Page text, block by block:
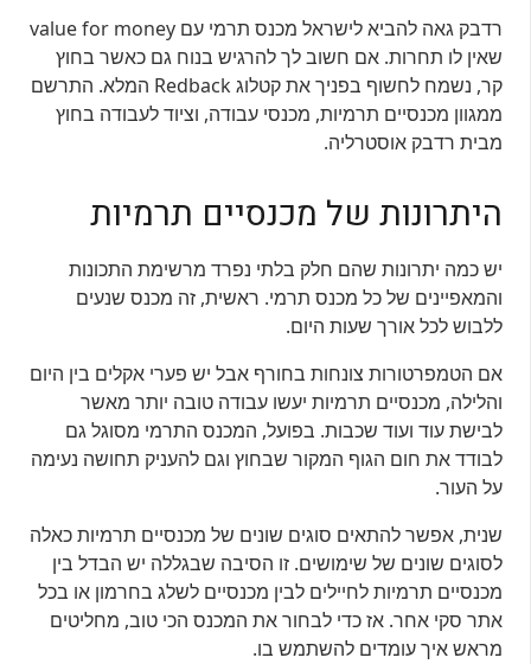
רדבק גאה להביא לישראל מכנס תרמי עם value for money
שאין לו תחרות. אם חשוב לך להרגיש בנוח גם כאשר בחוץ
קר, נשמח לחשוף בפניך את קטלוג Redback המלא. התרשם
ממגוון מכנסיים תרמיות, מכנסי עבודה, וציוד לעבודה בחוץ
מבית רדבק אוסטרליה.
היתרונות של מכנסיים תרמיות
יש כמה יתרונות שהם חלק בלתי נפרד מרשימת התכונות
והמאפיינים של כל מכנס תרמי. ראשית, זה מכנס שנעים
ללבוש לכל אורך שעות היום.
אם הטמפרטורות צונחות בחורף אבל יש פערי אקלים בין היום
והלילה, מכנסיים תרמיות יעשו עבודה טובה יותר מאשר
לבישת עוד ועוד שכבות. בפועל, המכנס התרמי מסוגל גם
לבודד את חום הגוף המקור שבחוץ וגם להעניק תחושה נעימה
על העור.
שנית, אפשר להתאים סוגים שונים של מכנסיים תרמיות כאלה
לסוגים שונים של שימושים. זו הסיבה שבגללה יש הבדל בין
מכנסיים תרמיות לחיילים לבין מכנסיים לשלג בחרמון או בכל
אתר סקי אחר. אז כדי לבחור את המכנס הכי טוב, מחליטים
מראש איך עומדים להשתמש בו.